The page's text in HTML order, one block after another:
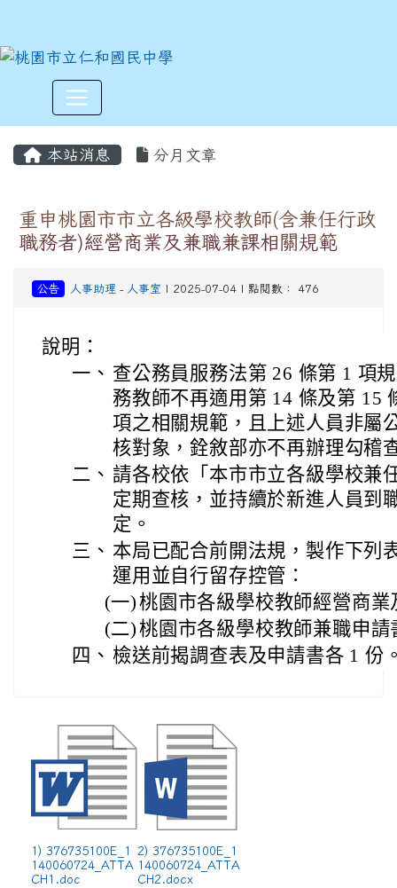
本站消息 分月文章
重申桃園市市立各級學校教師(含兼任行政
職務者)經營商業及兼職兼課相關規範
公告 人事助理 - 人事室 | 2025-07-04 | 點閱數： 476
說明：
一、 查公務員服務法第 26 條第 1 項
務教師不再適用第 14 條及第 15
項之相關規範，且上述人員非屬
核對象，銓敘部亦不再辦理勾稽
二、 請各校依「本市市立各級學校兼
定期查核，並持續於新進人員到
定。
三、 本局已配合前開法規，製作下列
運用並自行留存控管：
(一)桃園市各級學校教師經營商
(二)桃園市各級學校教師兼職申請
四、 檢送前揭調查表及申請書各 1 份
1) 376735100E_1
140060724_ATTA
CH1.doc
2) 376735100E_1
140060724_ATTA
CH2.docx